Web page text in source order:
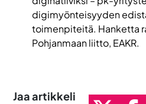
digimyönteisyyden
toimenpiteitä. Hanketta
Pohjanmaan liitto, EAKR.
Jaa artikkeli